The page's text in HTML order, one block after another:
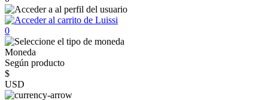
0
Moneda
Según producto
$
USD